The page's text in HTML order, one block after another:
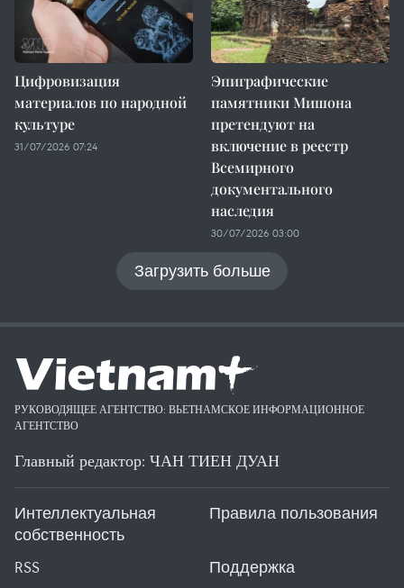
Цифровизация
материалов по народной
культуре
31/07/2026 07:24
Эпиграфические
памятники Мишона
претендуют на
включение в реестр
Всемирного
документального
наследия
30/07/2026 03:00
Загрузить больше
РУКОВОДЯЩЕЕ АГЕНТСТВО: ВЬЕТНАМСКОЕ ИНФОРМАЦИОННОЕ
АГЕНТСТВО
Главный редактор: ЧАН ТИЕН ДУАН
Интеллектуальная
собственность
Правила пользования
RSS Поддержка